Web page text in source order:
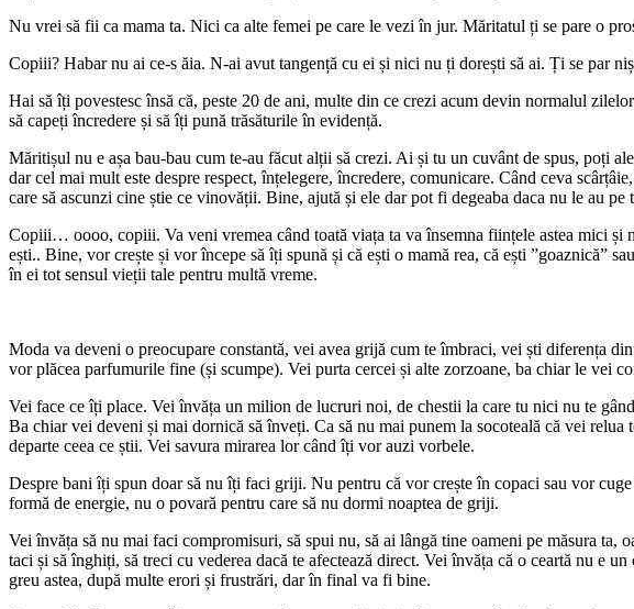
Nu vrei să fii ca mama ta. Nici ca alte femei pe care le vezi în jur. Măritatul ți se pare o
Copiii? Habar nu ai ce-s ăia. N-ai avut tangență cu ei și nici nu ți dorești să ai. Ți se par
Hai să îți povestesc însă că, peste 20 de ani, multe din ce crezi acum devin normalul
să capeți încredere și să îți pună trăsăturile în evidență.
Măritișul nu e așa bau-bau cum te-au făcut alții să crezi. Ai și tu un cuvânt de spus, poți
dar cel mai mult este despre respect, înțelegere, încredere, comunicare. Când ceva
care să ascunzi cine știe ce vinovății. Bine, ajută și ele dar pot fi degeaba daca nu le au pe
Copiii… oooo, copiii. Va veni vremea când toată viața ta va însemna ființele astea mici și
ești.. Bine, vor crește și vor începe să îți spună și că ești o mamă rea, că ești ”goaznică”
în ei tot sensul vieții tale pentru multă vreme.
Moda va deveni o preocupare constantă, vei avea grijă cum te îmbraci, vei ști diferența
vor plăcea parfumurile fine (și scumpe). Vei purta cercei și alte zorzoane, ba chiar le vei
Vei face ce îți place. Vei învăța un milion de lucruri noi, de chestii la care tu nici nu te
Ba chiar vei deveni și mai dornică să înveți. Ca să nu mai punem la socoteală că vei
departe ceea ce știi. Vei savura mirarea lor când îți vor auzi vorbele.
Despre bani îți spun doar să nu îți faci griji. Nu pentru că vor crește în copaci sau vor
formă de energie, nu o povară pentru care să nu dormi noaptea de griji.
Vei învăța să nu mai faci compromisuri, să spui nu, să ai lângă tine oameni pe măsura ta,
taci și să înghiți, să treci cu vederea dacă te afectează direct. Vei învăța că o ceartă nu e
greu astea, după multe erori și frustrări, dar în final va fi bine.